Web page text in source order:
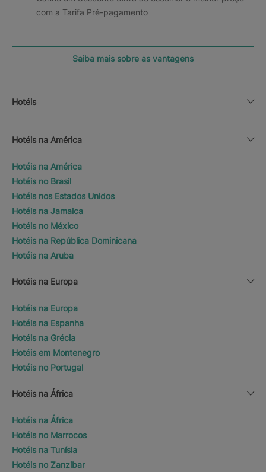
com a Tarifa Pré-pagamento
Saiba mais sobre as vantagens
Hotéis
Hotéis na América
Hotéis na América
Hotéis no Brasil
Hotéis nos Estados Unidos
Hotéis na Jamaica
Hotéis no México
Hotéis na República Dominicana
Hotéis na Aruba
Hotéis na Europa
Hotéis na Europa
Hotéis na Espanha
Hotéis na Grécia
Hotéis em Montenegro
Hotéis no Portugal
Hotéis na África
Hotéis na África
Hotéis no Marrocos
Hotéis na Tunísia
Hotéis no Zanzibar